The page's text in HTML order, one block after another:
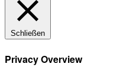
Schließen
Privacy Overview